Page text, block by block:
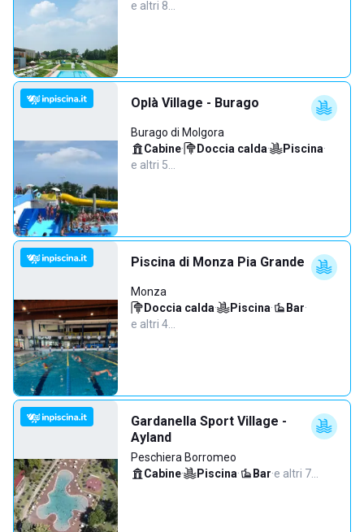
e altri 8…
Oplà Village - Burago
Burago di Molgora
Cabine· Doccia calda· Piscina·
e altri 5…
Piscina di Monza Pia Grande
Monza
Doccia calda· Piscina· Bar·
e altri 4…
Gardanella Sport Village -
Ayland
Peschiera Borromeo
Cabine· Piscina· Bar·e altri 7…